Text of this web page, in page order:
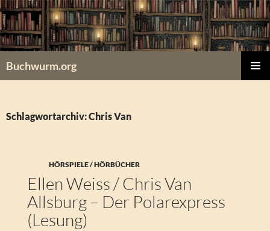
Zum
Inhalt
springen
Buchwurm.org
Schlagwortarchiv: Chris Van
HÖRSPIELE / HÖRBÜCHER
Ellen Weiss / Chris Van
Allsburg – Der Polarexpress
(Lesung)